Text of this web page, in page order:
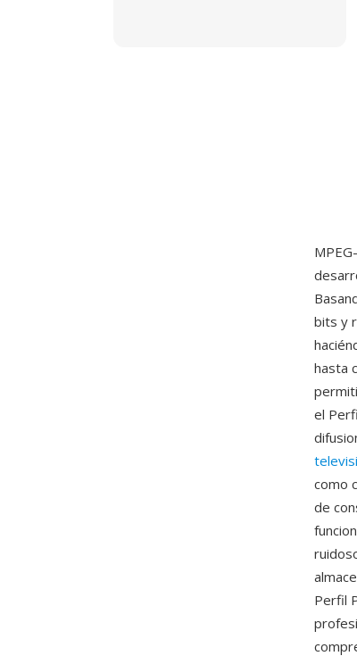
bits y
hasta
el
como
de
Perfil